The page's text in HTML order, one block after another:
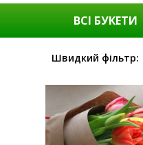
ВСІ БУКЕТИ
Швидкий фільтр: